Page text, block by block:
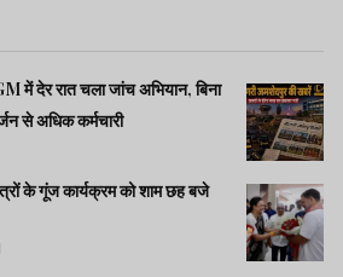
देर रात चला जांच अभियान, बिना
से अधिक कर्मचारी
के गूंज कार्यक्रम को शाम छह बजे